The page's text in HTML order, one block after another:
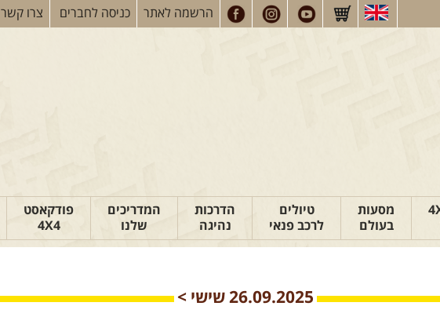
הרשמה לאתר כניסה לחברים צרו קשר
מסעות
בעולם
טיולים
לרכב פנאי
הדרכות
נהיגה
המדריכים
שלנו
פודקאסט
4X4
26.09.2025שישי >